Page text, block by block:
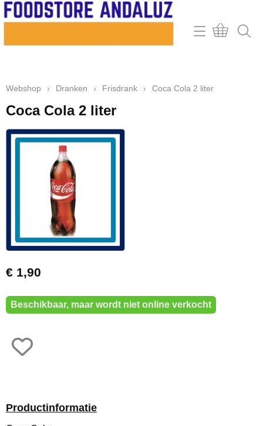
Home
Contact
Mijn account
Retour & klachten
Informatie
Webshop › Dranken › Frisdrank › Coca Cola 2 liter
Coca Cola 2 liter
€ 1,90
Beschikbaar, maar wordt niet online verkocht
Productinformatie